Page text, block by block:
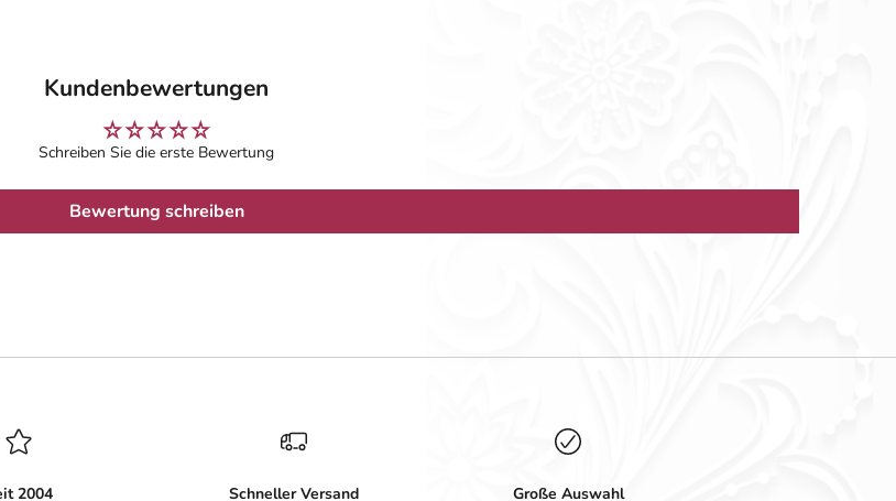
Kundenbewertungen
Schreiben Sie die erste Bewertung
Bewertung schreiben
2004 Schneller Versand Große Auswahl